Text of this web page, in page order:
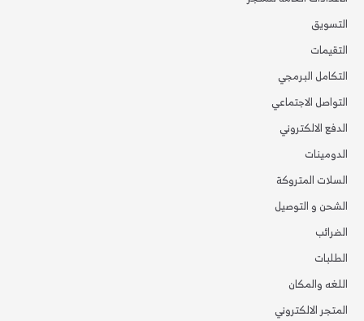
التسويق
التقيمات
التكامل البرمجي
التواصل الاجتماعي
الدفع الالكتروني
الدومينات
السلات المتروكة
الشحن و التوصيل
الضرائب
الطلبات
اللغه والمكان
المتجر الالكتروني